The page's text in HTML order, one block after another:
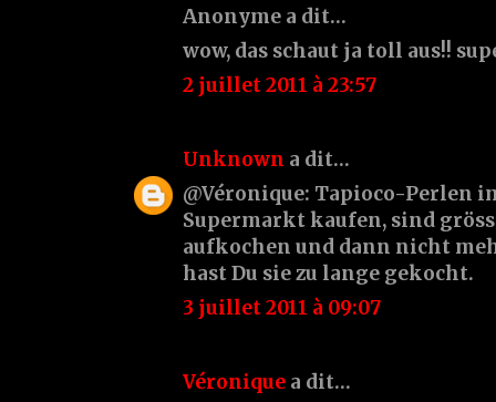
Anonyme a dit…
wow, das schaut ja toll aus!!
2 juillet 2011 à 23:57
Unknown a dit…
@Véronique: Tapioco-Perlen
Supermarkt kaufen, sind
aufkochen und dann nicht
hast Du sie zu lange gekocht.
3 juillet 2011 à 09:07
Véronique a dit…